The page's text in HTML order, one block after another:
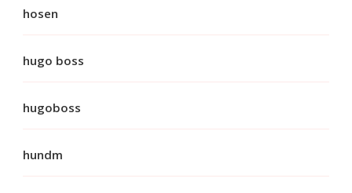
hosen
hugo boss
hugoboss
hundm